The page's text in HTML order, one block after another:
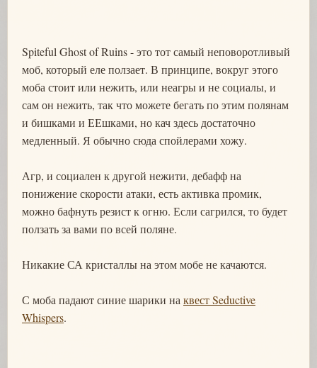
Spiteful Ghost of Ruins - это тот самый неповоротливый
моб, который еле ползает. В принципе, вокруг этого
моба стоит или нежить, или неагры и не социалы, и
сам он нежить, так что можете бегать по этим полянам
и бишками и ЕЕшками, но кач здесь достаточно
медленный. Я обычно сюда спойлерами хожу.
Агр, и социален к другой нежити, дебафф на
понижение скорости атаки, есть активка промик,
можно бафнуть резист к огню. Если сагрился, то будет
ползать за вами по всей поляне.
Никакие СА кристаллы на этом мобе не качаются.
С моба падают синие шарики на квест Seductive
Whispers.